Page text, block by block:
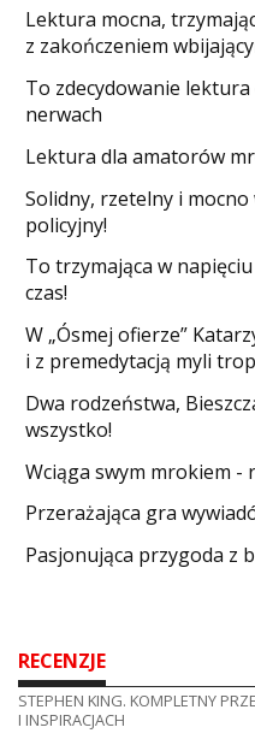
​Lektura mocna,
z zakończeniem
​To zdecydowanie
nerwach
Lektura dla amatorów
Solidny, rzetelny i mocno
policyjny!
​To trzymająca w
czas!
W „Ósmej ofierze”
i z premedytacją myli
Dwa rodzeństwa,
wszystko!
Wciąga swym mrokiem -
​Przerażająca gra
Pasjonująca przygoda z
RECENZJE
STEPHEN KING. KOMPLETNY
I INSPIRACJACH